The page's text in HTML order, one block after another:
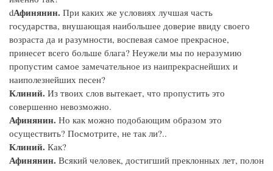
dАфинянин. При каких же условиях лучшая часть
государства, внушающая наибольшее доверие ввиду своего
возраста да и разумности, воспевая самое прекрасное,
принесет всего больше блага? Неужели мы по неразумию
пропустим самое замечательное из наипрекраснейших и
наиполезнейших песен?
Клиний. Из твоих слов вытекает, что пропустить это
совершенно невозможно.
Афинянин. Но как можно подобающим образом это
осуществить? Посмотрите, не так ли?..
Клиний. Как?
Афинянин. Всякий человек, достигший преклонных лет, полон